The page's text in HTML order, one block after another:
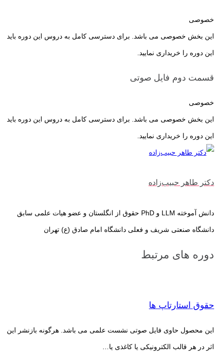
خصوصی
این بخش خصوصی می باشد. برای دسترسی کامل به دروس این دوره باید
این دوره را خریداری نمایید.
قسمت دوم فایل صوتی
خصوصی
این بخش خصوصی می باشد. برای دسترسی کامل به دروس این دوره باید
این دوره را خریداری نمایید.
دکتر طاهر حبیب‌‌زاده
دانش آموخته LLM و PhD حقوق از انگلستان و عضو هیات علمی سابق
دانشگاه صنعتی شریف و فعلی دانشگاه امام صادق (ع) تهران
دوره های مرتبط
حقوق استارتاپ ها
این محصول حاوی فایل صوتی نشست علمی می باشد. هرگونه بازنشر این
اثر در هر قالب الکترونیکی یا کاغذی یا…